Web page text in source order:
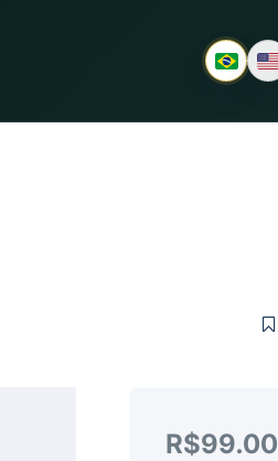
R$99.00